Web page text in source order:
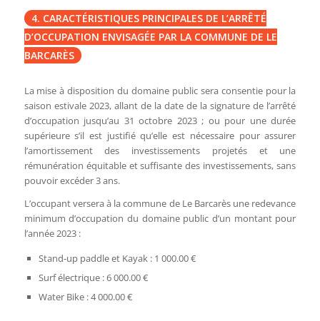
4. CARACTÉRISTIQUES PRINCIPALES DE L’ARRÊTÉ
D’OCCUPATION ENVISAGÉE PAR LA COMMUNE DE LE
BARCARÈS
La mise à disposition du domaine public sera consentie pour la
saison estivale 2023, allant de la date de la signature de l’arrêté
d’occupation jusqu’au 31 octobre 2023 ; ou pour une durée
supérieure s’il est justifié qu’elle est nécessaire pour assurer
l’amortissement des investissements projetés et une
rémunération équitable et suffisante des investissements, sans
pouvoir excéder 3 ans.
L’occupant versera à la commune de Le Barcarès une redevance
minimum d’occupation du domaine public d’un montant pour
l’année 2023 :
Stand-up paddle et Kayak : 1 000.00 €
Surf électrique : 6 000.00 €
Water Bike : 4 000.00 €